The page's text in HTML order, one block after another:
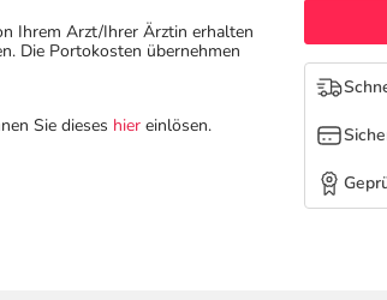
Ihrem Arzt/Ihrer Ärztin erhalten
Die Portokosten übernehmen
Sie dieses hier einlösen.